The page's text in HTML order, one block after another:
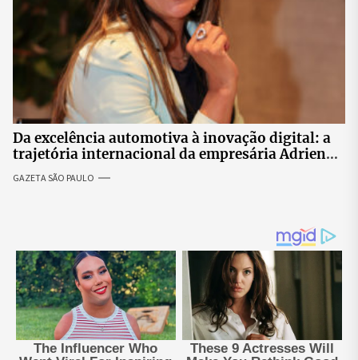
Da excelência automotiva à inovação digital: a
trajetória internacional da empresária Adriene
Silva
GAZETA SÃO PAULO